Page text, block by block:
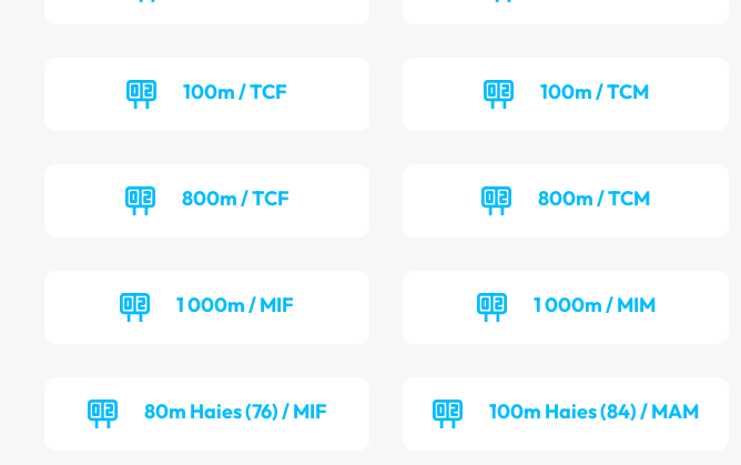
100m / TCF 100m / TCM
800m / TCF 800m / TCM
1 000m / MIF 1 000m / MIM
80m Haies (76) / MIF 100m Haies (84) / MAM